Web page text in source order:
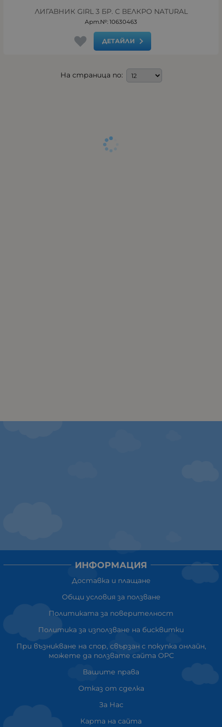
ЛИГАВНИК GIRL 3 БР. С ВЕЛКРО NATURAL
Арт.№: 10630463
ДЕТАЙЛИ
На страница по:
ИНФОРМАЦИЯ
Доставка и плащане
Общи условия за ползване
Политиката за поверителност
Политика за използване на бисквитки
При възникване на спор, свързан с покупка онлайн,
можете да ползвате сайта ОРС
Вашите права
Отказ от сделка
За Нас
Карта на сайта